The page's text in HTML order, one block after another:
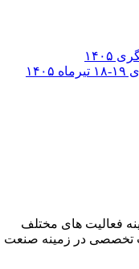
فعالیت های مختلف
تخصصی در زمینه صنعت